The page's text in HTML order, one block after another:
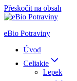
Přeskočit na obsah
eBio Potraviny
Úvod
Celiakie
Lepek